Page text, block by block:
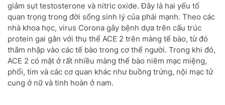
giảm sụt testosterone và nitric oxide. Đây là hai yếu tố
quan trọng trong đời sống sinh lý của phái mạnh. Theo các
nhà khoa học, virus Corona gây bệnh dựa trên cấu trúc
protein gai gắn với thụ thể ACE 2 trên màng tế bào, từ đó
thâm nhập vào các tế bào trong cơ thể người. Trong khi đó,
ACE 2 có mặt ở rất nhiều màng thế bào niêm mạc miệng,
phổi, tim và các cơ quan khác như buồng trứng, nội mạc tử
cung ở nữ và tinh hoàn ở nam.